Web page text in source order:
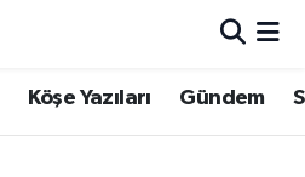
Köşe Yazıları Gündem